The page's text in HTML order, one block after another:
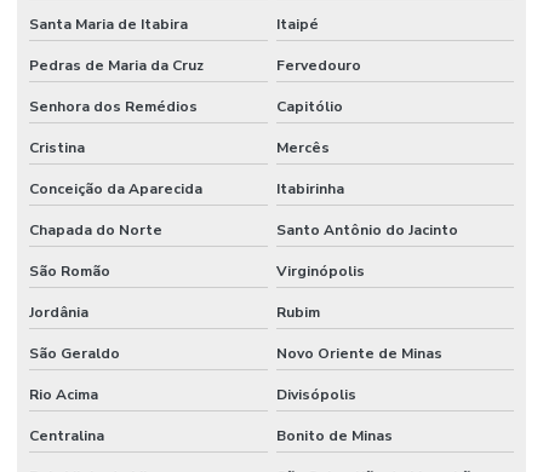
Santa Maria de Itabira Itaipé
Pedras de Maria da Cruz Fervedouro
Senhora dos Remédios Capitólio
Cristina Mercês
Conceição da Aparecida Itabirinha
Chapada do Norte Santo Antônio do Jacinto
São Romão Virginópolis
Jordânia Rubim
São Geraldo Novo Oriente de Minas
Rio Acima Divisópolis
Centralina Bonito de Minas